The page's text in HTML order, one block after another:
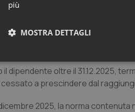
previsto la possibilità per le
non oltre la data del 31
70 anni di età fosse avvenuto
oltre il 31.12.2025,
a prescindere dal
2025, la norma contenuta
più
MOSTRA DETTAGLI
Necessari